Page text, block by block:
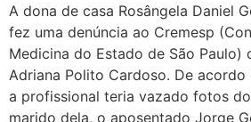
A dona de casa Rosângela Daniel
fez uma denúncia ao Cremesp
Medicina do Estado de São Paulo)
Adriana Polito Cardoso. De acordo
a profissional teria vazado fotos
marido dela, o aposentado Jorge